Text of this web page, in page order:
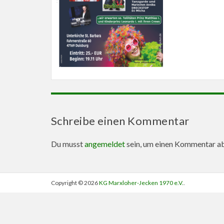
Schreibe einen Kommentar
Du musstangemeldetsein, um einen Kommentar
Copyright © 2026KG Marxloher-Jecken 1970 e.V..